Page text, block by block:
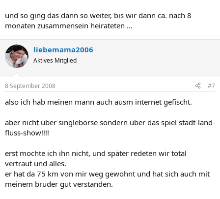
und so ging das dann so weiter, bis wir dann ca. nach 8
monaten zusammensein heirateten ...
liebemama2006
Aktives Mitglied
8 September 2008 #7
also ich hab meinen mann auch ausm internet gefischt.
aber nicht über singlebörse sondern über das spiel stadt-land-
fluss-show!!!!
erst mochte ich ihn nicht, und später redeten wir total
vertraut und alles.
er hat da 75 km von mir weg gewohnt und hat sich auch mit
meinem bruder gut verstanden.